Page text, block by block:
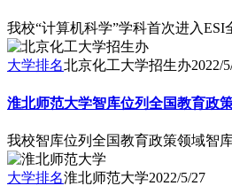
我校“计算机科学”学科首次进入ESI
大学排名北京化工大学招生办2022/
淮北师范大学智库位列全国教育政
我校智库位列全国教育政策领域智
大学排名淮北师范大学2022/5/27